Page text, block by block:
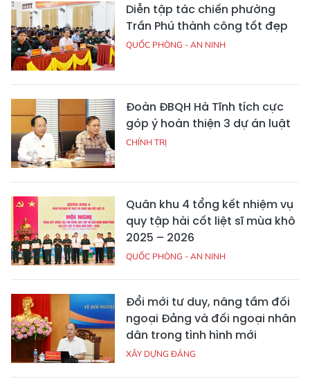
Diễn tập tác chiến phường
Trần Phú thành công tốt đẹp
QUỐC PHÒNG - AN NINH
Đoàn ĐBQH Hà Tĩnh tích cực
góp ý hoàn thiện 3 dự án luật
CHÍNH TRỊ
Quân khu 4 tổng kết nhiệm vụ
quy tập hài cốt liệt sĩ mùa khô
2025 – 2026
QUỐC PHÒNG - AN NINH
Đổi mới tư duy, nâng tầm đối
ngoại Đảng và đối ngoại nhân
dân trong tình hình mới
XÂY DỰNG ĐẢNG